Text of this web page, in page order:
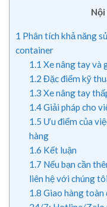
1 Phân tích khả năng
container
1.1 Xe nâng tay và
1.2 Đặc điểm kỹ
1.3 Xe nâng tay
1.4Giải pháp cho
1.5 Ưu điểm của
hàng
1.6 Kết luận
1.7 Nếu bạn cần
liên hệ với chúng
1.8 Giao hàng toàn